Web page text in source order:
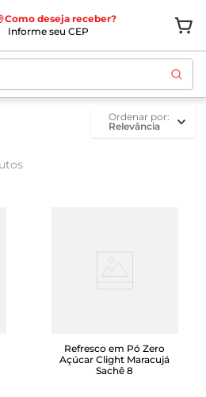
Como deseja receber?
Informe seu CEP
ordenar por
Relevância
Refresco em Pó Zero
Açúcar Clight Maracujá
Sachê 8